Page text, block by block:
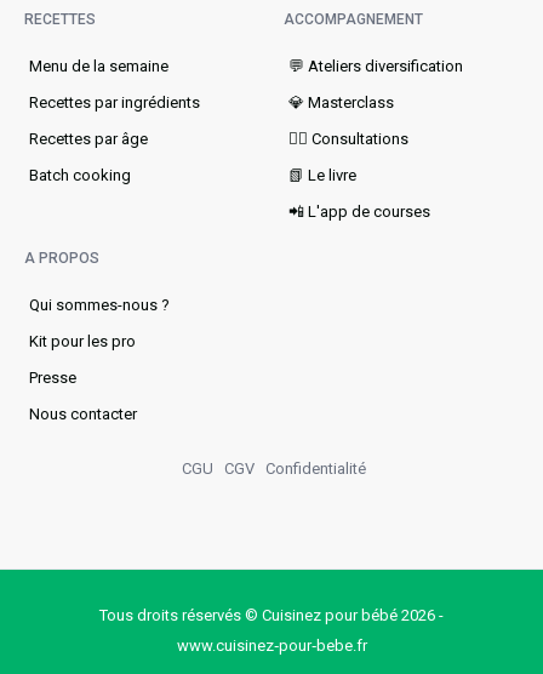
RECETTES
Menu de la semaine​
Recettes par ingrédients
Recettes par âge
Batch cooking
ACCOMPAGNEMENT
💬 Ateliers diversification
💎 Masterclass
👩‍⚕️ Consultations
📗 Le livre
📲 L'app de courses
A PROPOS
Qui sommes-nous ?
Kit pour les pro
Presse
Nous contacter
CGU CGV Confidentialité
Tous droits réservés © Cuisinez pour bébé 2026 -
www.cuisinez‑pour‑bebe.fr